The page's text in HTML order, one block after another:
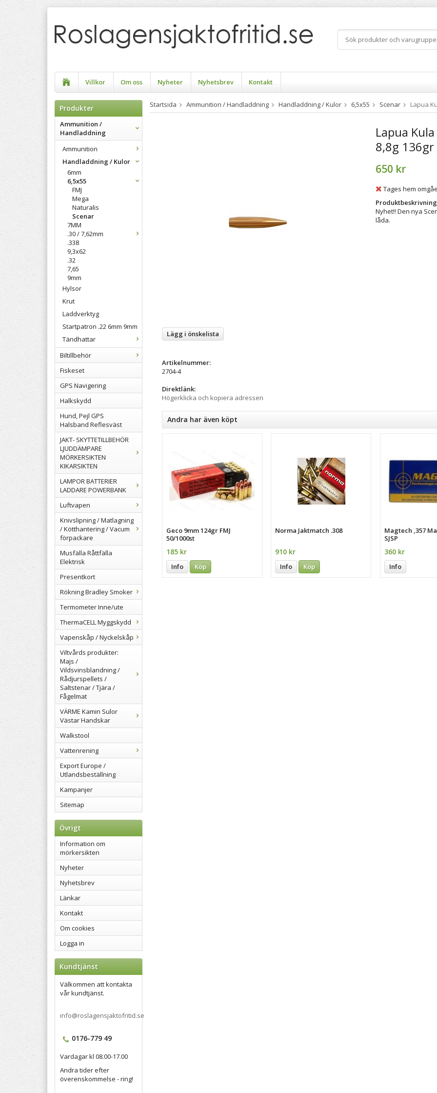
Villkor Om oss Nyheter Nyhetsbrev Kontakt
Produkter
Ammunition /
Handladdning
Ammunition
Handladdning / Kulor
6mm
6,5x55
FMJ
Mega
Naturalis
Scenar
7MM
.30 / 7,62mm
.338
9,3x62
.32
7,65
9mm
Hylsor
Krut
Laddverktyg
Startpatron .22 6mm 9mm
Tändhattar
Biltillbehör
Fiskeset
GPS Navigering
Halkskydd
Hund, Pejl GPS
Halsband Reflesväst
JAKT- SKYTTETILLBEHÖR
LJUDDÄMPARE
MÖRKERSIKTEN
KIKARSIKTEN
LAMPOR BATTERIER
LADDARE POWERBANK
Luftvapen
Knivslipning / Matlagning
/ Kötthantering / Vacum
förpackare
Musfälla Råttfälla
Elektrisk
Presentkort
Rökning Bradley Smoker
Termometer Inne/ute
ThermaCELL Myggskydd
Vapenskåp / Nyckelskåp
Viltvårds produkter:
Majs /
Vildsvinsblandning /
Rådjurspellets /
Saltstenar / Tjära /
Fågelmat
VÄRME Kamin Sulor
Västar Handskar
Walkstool
Vattenrening
Export Europe /
Utlandsbeställning
Kampanjer
Sitemap
Övrigt
Information om
mörkersikten
Nyheter
Nyhetsbrev
Länkar
Kontakt
Om cookies
Logga in
Kundtjänst
Välkommen att kontakta
vår kundtjänst.
info@roslagensjaktofritid.se
0176-779 49
Vardagar kl 08.00-17.00
Andra tider efter
överenskommelse - ring!
Startsida Ammunition / Handladdning Handladdning / Kulor 6,5x55 Scenar Lapua
Lapua
8,8g 136gr
650 kr
Tages hem
Nyhet!! Den nya
låda.
Lägg i önskelista
Artikelnummer:
2704-4
Direktlänk:
Högerklicka och kopiera adressen
Andra har även köpt
Geco 9mm 124gr FMJ
50/1000st
185 kr
Info Köp
Norma Jaktmatch .308
910 kr
Info Köp
Magtech ,357
SJSP
360 kr
Info